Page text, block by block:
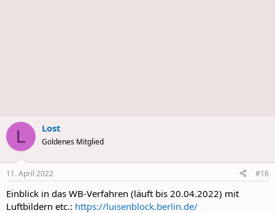
L Lost
Goldenes Mitglied
11. April 2022 #16
Einblick in das WB-Verfahren (läuft bis 20.04.2022) mit
Luftbildern etc.: https://luisenblock.berlin.de/